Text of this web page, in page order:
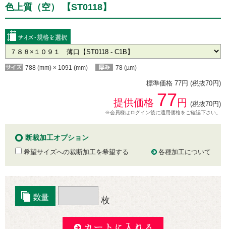
色上質（空） 【ST0118】
788 (mm) × 1091 (mm) 78 (µm)
標準価格 77円 (税抜70円)
提供価格 77円 (税抜70円)
※会員様はログイン後に適用価格をご確認下さい。
断裁加工オプション
希望サイズへの裁断加工を希望する 各種加工について
枚